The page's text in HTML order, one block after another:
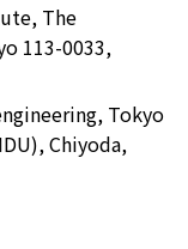
The
113-0033,
Tokyo
Chiyoda,